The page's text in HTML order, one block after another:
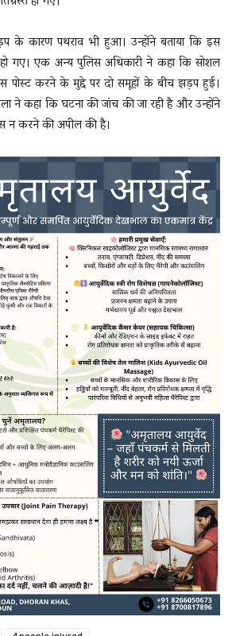
के कारण पथराव भी हुआ। उन्होंने बताया कि इस
गए। एक अन्य पुलिस अधिकारी ने कहा कि सोशल
पोस्ट करने के मुद्दे पर दो समूहों के बीच झड़प हुई।
ने कहा कि घटना की जांच की जा रही है और उन्होंने
न करने की अपील की है।